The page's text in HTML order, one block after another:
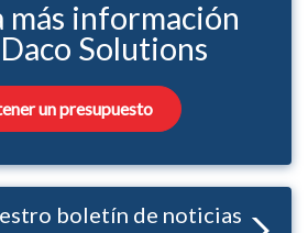
más información
Solutions
un presupuesto
boletín de noticias